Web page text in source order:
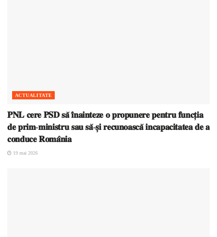
ACTUALITATE
𝐏𝐍𝐋 𝐜𝐞𝐫𝐞 𝐏𝐒𝐃 𝐬𝐚̆ 𝐢̂𝐧𝐚𝐢𝐧𝐭𝐞𝐳𝐞 𝐨 𝐩𝐫𝐨𝐩𝐮𝐧𝐞𝐫𝐞 𝐩𝐞𝐧𝐭𝐫𝐮 𝐟𝐮𝐧𝐜𝐭̦𝐢𝐚
𝐝𝐞 𝐩𝐫𝐢𝐦-𝐦𝐢𝐧𝐢𝐬𝐭𝐫𝐮 𝐬𝐚𝐮 𝐬𝐚̆-𝐬̦𝐢 𝐫𝐞𝐜𝐮𝐧𝐨𝐚𝐬𝐜𝐚̆ 𝐢𝐧𝐜𝐚𝐩𝐚𝐜𝐢𝐭𝐚𝐭𝐞𝐚 𝐝𝐞 𝐚
𝐜𝐨𝐧𝐝𝐮𝐜𝐞 𝐑𝐨𝐦𝐚̂𝐧𝐢𝐚
19 mai 2026